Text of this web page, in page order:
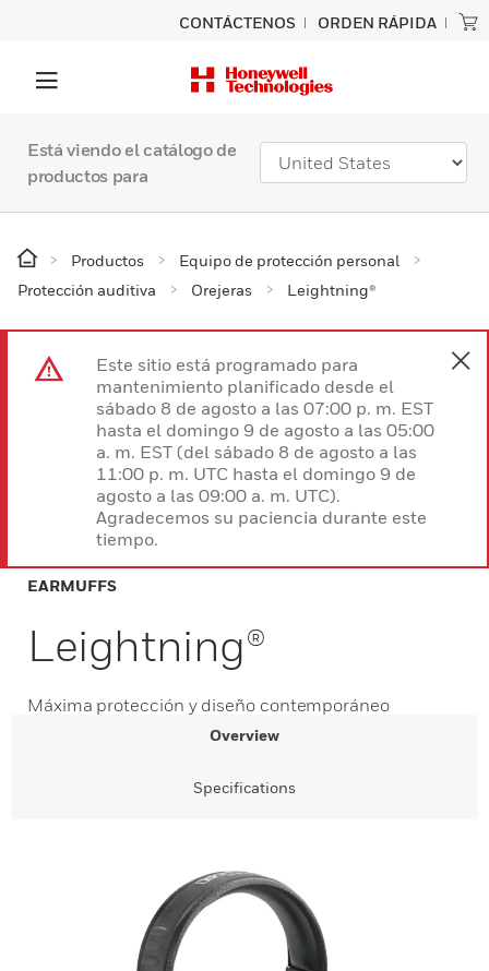
CONTÁCTENOS ORDEN RÁPIDA
Está viendo el catálogo de
productos para
Productos
Equipo de protección personal
Protección auditiva
Orejeras Leightning®
Este sitio está programado para
mantenimiento planificado desde el
sábado 8 de agosto a las 07:00 p. m. EST
hasta el domingo 9 de agosto a las 05:00
a. m. EST (del sábado 8 de agosto a las
11:00 p. m. UTC hasta el domingo 9 de
agosto a las 09:00 a. m. UTC).
Agradecemos su paciencia durante este
tiempo.
EARMUFFS
Leightning®
Máxima protección y diseño contemporáneo
Overview
Specifications